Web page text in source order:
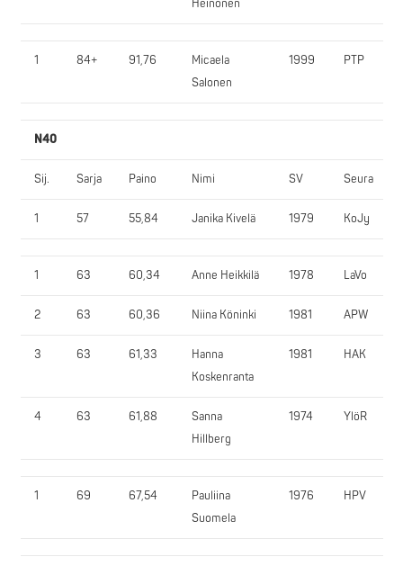
Heinonen
1 84+ 91,76
Micaela
Salonen
1999 PTP
N40
Sij. Sarja Paino Nimi SV Seura
1 57 55,84 Janika Kivelä 1979 KoJy
1 63 60,34 Anne Heikkilä 1978 LaVo
2 63 60,36 Niina Köninki 1981 APW
3 63 61,33
Hanna
Koskenranta
1981 HAK
4 63 61,88
Sanna
Hillberg
1974 YlöR
1 69 67,54
Pauliina
Suomela
1976 HPV